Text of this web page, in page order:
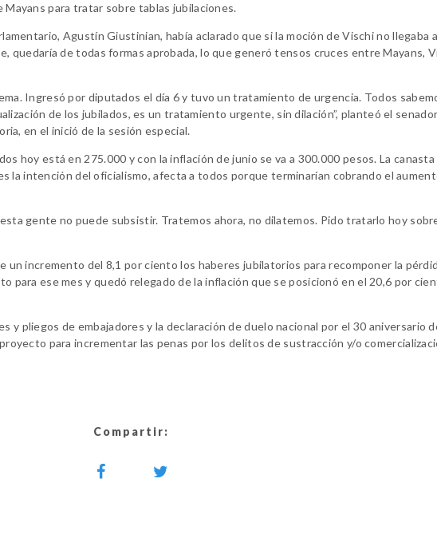
Mayans para tratar sobre tablas jubilaciones.
Agustín Giustinian, había aclarado que si la moción de Vischi no llegaba
quedaría de todas formas aprobada, lo que generó tensos cruces entre Mayans,
Ingresó por diputados el día 6 y tuvo un tratamiento de urgencia. Todos
de los jubilados, es un tratamiento urgente, sin dilación”, planteó el
en el inició de la sesión especial.
hoy está en 275.000 y con la inflación de junio se va a 300.000 pesos. La canasta
la intención del oficialismo, afecta a todos porque terminarían cobrando el
gente no puede subsistir. Tratemos ahora, no dilatemos. Pido tratarlo hoy
un incremento del 8,1 por ciento los haberes jubilatorios para recomponer la
para ese mes y quedó relegado de la inflación que se posicionó en el 20,6 por
y pliegos de embajadores y la declaración de duelo nacional por el 30 aniversario
para incrementar las penas por los delitos de sustracción y/o
Compartir: